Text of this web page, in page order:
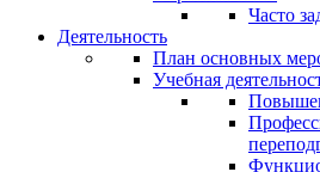
Часто
Деятельность
План основных
Учебная